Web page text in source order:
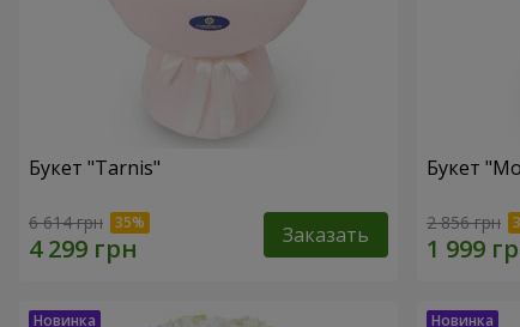
Букет "Tarnis"
6 614 грн Заказать
Букет
2 856 грн